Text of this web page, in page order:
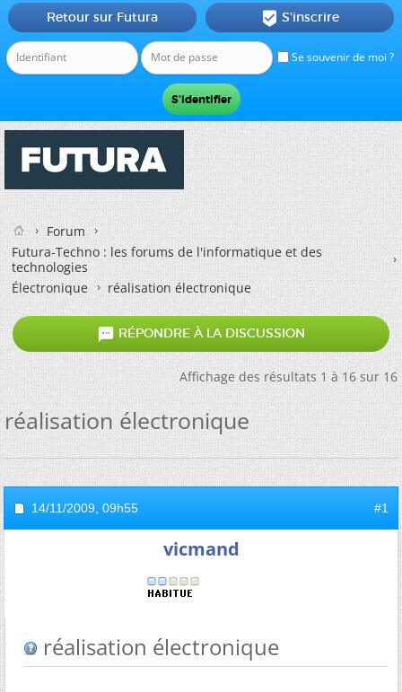
Se souvenir de moi ?
Retour sur Futura  S'inscrire
Forum
Futura-Techno : les forums de l'informatique et des
technologies
Électronique
réalisation électronique
 RÉPONDRE À LA DISCUSSION
Affichage des résultats 1 à 16 sur 16
réalisation électronique
14/11/2009, 09h55 #1
vicmand
réalisation électronique